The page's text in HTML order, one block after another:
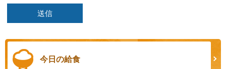
今日の給食